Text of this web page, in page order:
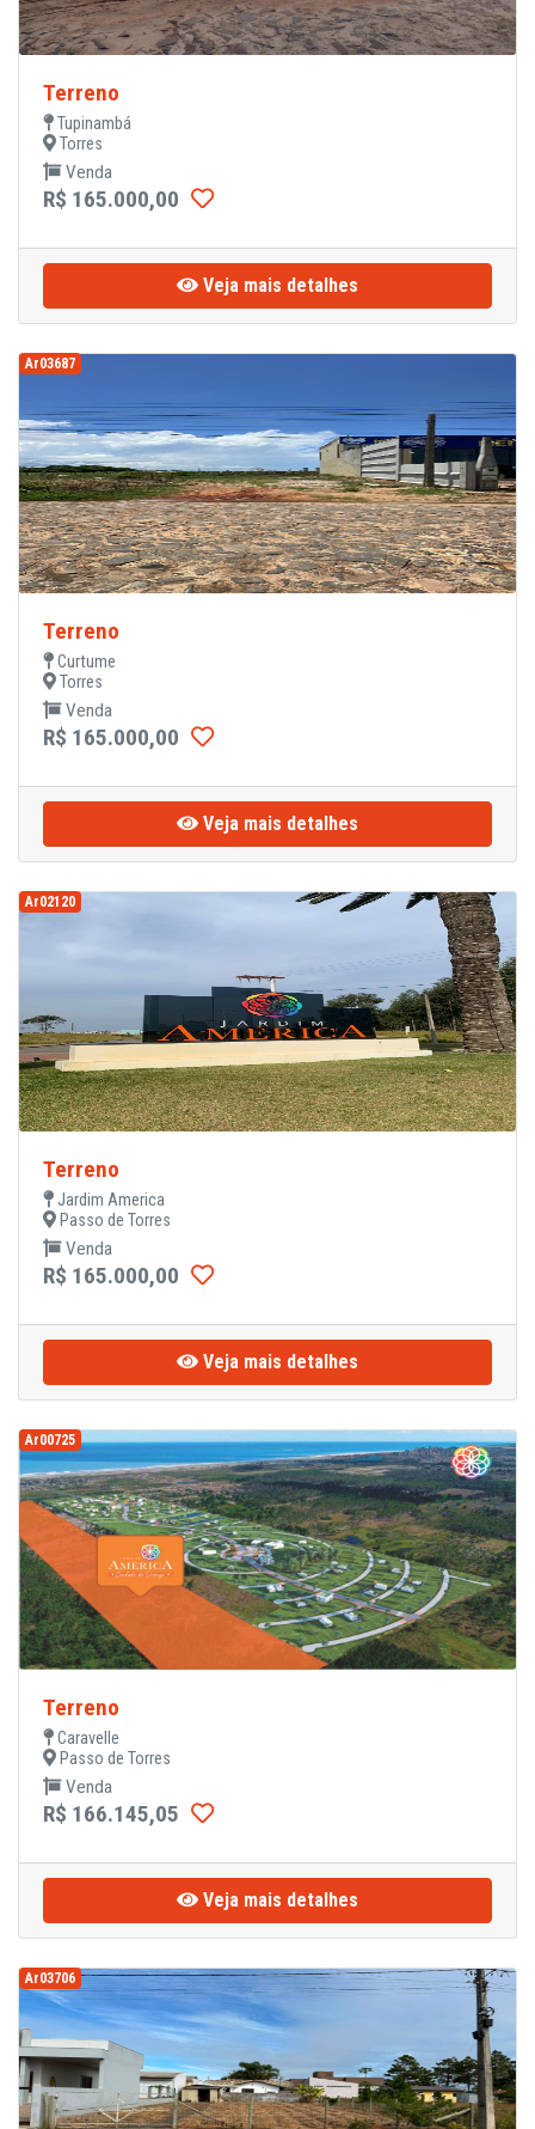
Terreno
Tupinambá
Torres
Venda
R$ 165.000,00
Veja mais detalhes
Ar03687
Terreno
Curtume
Torres
Venda
R$ 165.000,00
Veja mais detalhes
Ar02120
Terreno
Jardim America
Passo de Torres
Venda
R$ 165.000,00
Veja mais detalhes
Ar00725
Terreno
Caravelle
Passo de Torres
Venda
R$ 166.145,05
Veja mais detalhes
Ar03706